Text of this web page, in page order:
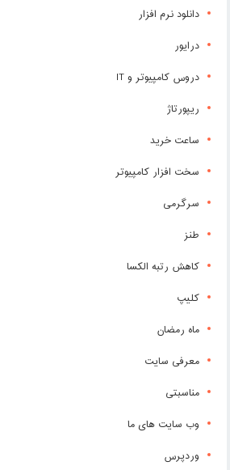
دانلود نرم افزار
درایور
دروس کامپیوتر و IT
ریپورتاژ
ساعت خرید
سخت افزار کامپیوتر
سرگرمی
طنز
کاهش رتبه الکسا
کلیپ
ماه رمضان
معرفی سایت
مناسبتی
وب سایت های ما
وردپرس